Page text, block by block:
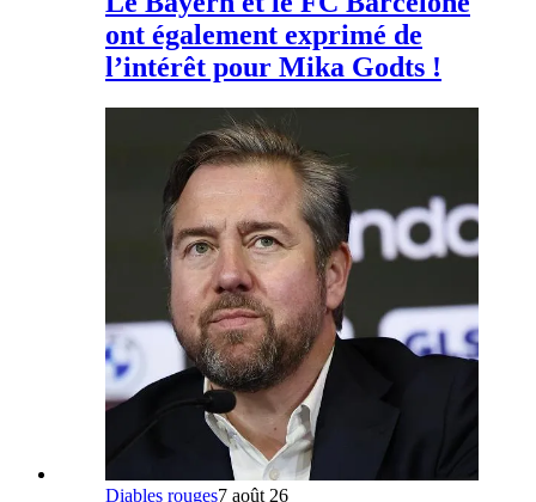
ont également exprimé de
l’intérêt pour Mika Godts !
Diables rouges7 août 26